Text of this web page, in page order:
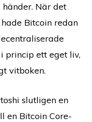
När det
Bitcoin redan
princip ett eget liv,
vitboken.
slutligen en
en Bitcoin Core-